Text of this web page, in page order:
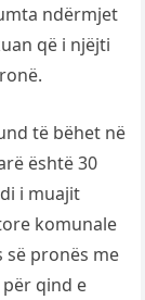
ndërmjet
që i njëjti
të bëhet në
është 30
i muajit
komunale
së pronës me
qind e